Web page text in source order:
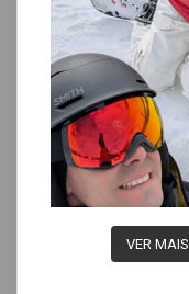
VER MAIS